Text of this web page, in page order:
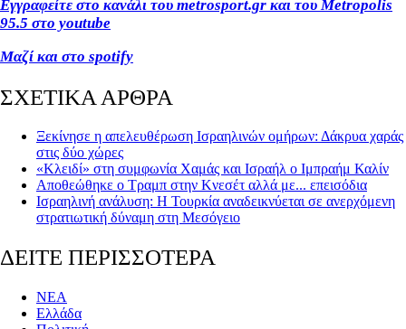
Εγγραφείτε στο κανάλι του metrosport.gr και του Metropolis
95.5 στο youtube
Μαζί και στο spotify
ΣΧΕΤΙΚΑ ΑΡΘΡΑ
Ξεκίνησε η απελευθέρωση Ισραηλινών ομήρων: Δάκρυα χαράς
στις δύο χώρες
«Κλειδί» στη συμφωνία Χαμάς και Ισραήλ ο Ιμπραήμ Καλίν
Αποθεώθηκε ο Τραμπ στην Κνεσέτ αλλά με... επεισόδια
Ισραηλινή ανάλυση: Η Τουρκία αναδεικνύεται σε ανερχόμενη
στρατιωτική δύναμη στη Μεσόγειο
ΔΕΙΤΕ ΠΕΡΙΣΣΟΤΕΡΑ
ΝΕΑ
Ελλάδα